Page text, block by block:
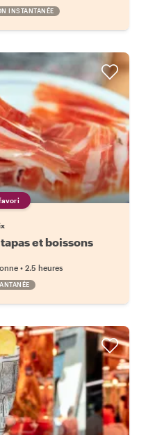
INSTANTANÉE
et boissons
• 2.5 heures